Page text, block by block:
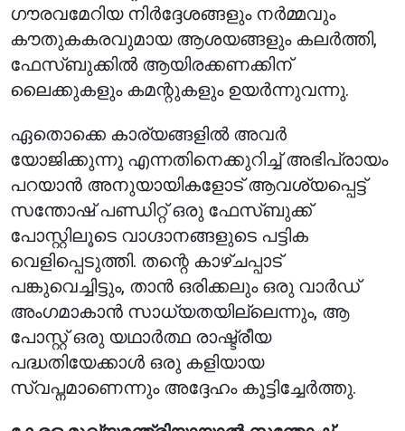
ഗൗരവമേറിയ നിർദ്ദേശങ്ങളും നർമ്മവും
കൗതുകകരവുമായ ആശയങ്ങളും കലർത്തി,
ഫേസ്ബുക്കിൽ ആയിരക്കണക്കിന്
ലൈക്കുകളും കമന്റുകളും ഉയർന്നുവന്നു.
ഏതൊക്കെ കാര്യങ്ങളിൽ അവർ
യോജിക്കുന്നു എന്നതിനെക്കുറിച്ച് അഭിപ്രായം
പറയാൻ അനുയായികളോട് ആവശ്യപ്പെട്ട്
സന്തോഷ് പണ്ഡിറ്റ് ഒരു ഫേസ്ബുക്ക്
പോസ്റ്റിലൂടെ വാഗ്ദാനങ്ങളുടെ പട്ടിക
വെളിപ്പെടുത്തി. തന്റെ കാഴ്ചപ്പാട്
പങ്കുവെച്ചിട്ടും, താൻ ഒരിക്കലും ഒരു വാർഡ്
അംഗമാകാൻ സാധ്യതയില്ലെന്നും, ആ
പോസ്റ്റ് ഒരു യഥാർത്ഥ രാഷ്ട്രീയ
പദ്ധതിയേക്കാൾ ഒരു കളിയായ
സ്വപ്നമാണെന്നും അദ്ദേഹം കൂട്ടിച്ചേർത്തു.